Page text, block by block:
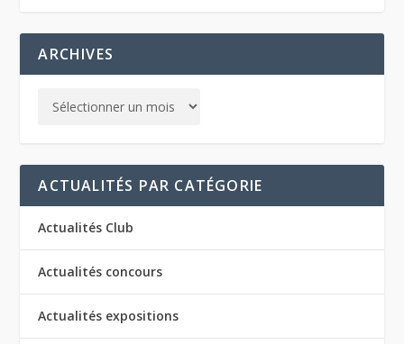
ARCHIVES
ACTUALITÉS PAR CATÉGORIE
Actualités Club
Actualités concours
Actualités expositions